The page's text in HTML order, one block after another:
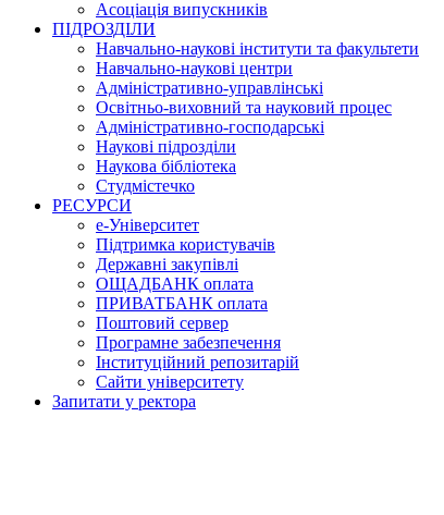
Асоціація випускників
ПІДРОЗДІЛИ
Навчально-наукові інститути та факультети
Навчально-наукові центри
Адміністративно-управлінські
Освітньо-виховний та науковий процес
Адміністративно-господарські
Наукові підрозділи
Наукова бібліотека
Студмістечко
РЕСУРСИ
е-Університет
Підтримка користувачів
Державні закупівлі
ОЩАДБАНК оплата
ПРИВАТБАНК оплата
Поштовий сервер
Програмне забезпечення
Інституційний репозитарій
Сайти університету
Запитати у ректора